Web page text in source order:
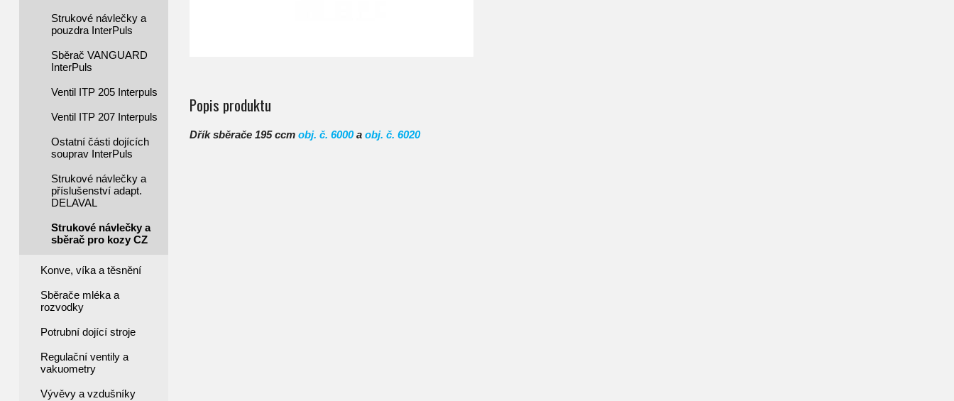
Popis produktu
Dřík sběrače 195 ccm obj. č. 6000a obj. č. 6020
Strukové návlečky a
pouzdra InterPuls
Sběrač VANGUARD
InterPuls
Ventil ITP 205 Interpuls
Ventil ITP 207 Interpuls
Ostatní části dojících
souprav InterPuls
Strukové návlečky a
příslušenství adapt.
DELAVAL
Strukové návlečky a
sběrač pro kozy CZ
Konve, víka a těsnění
Sběrače mléka a
rozvodky
Potrubní dojící stroje
Regulační ventily a
vakuometry
Vývěvy a vzdušníky